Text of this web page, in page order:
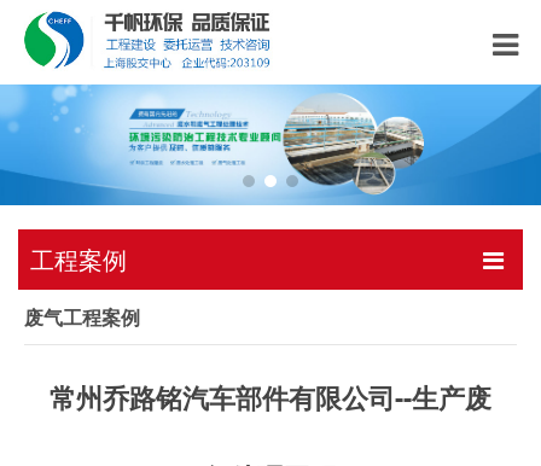
工程案例
废气工程案例
常州乔路铭汽车部件有限公司--生产废